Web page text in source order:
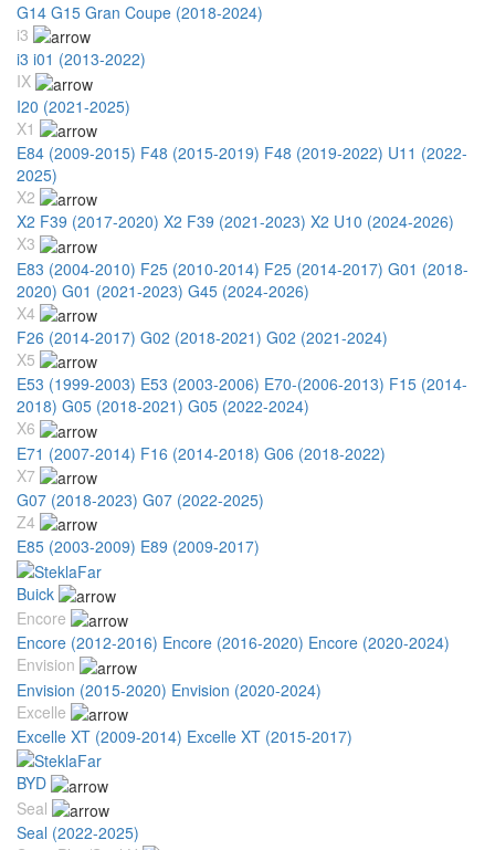
G14 G15 Gran Coupe (2018-2024)
i3
i3 i01 (2013-2022)
IX
I20 (2021-2025)
X1
E84 (2009-2015) F48 (2015-2019) F48 (2019-2022) U11 (2022-
2025)
X2
X2 F39 (2017-2020) X2 F39 (2021-2023) X2 U10 (2024-2026)
X3
E83 (2004-2010) F25 (2010-2014) F25 (2014-2017) G01 (2018-
2020) G01 (2021-2023) G45 (2024-2026)
X4
F26 (2014-2017) G02 (2018-2021) G02 (2021-2024)
X5
E53 (1999-2003) E53 (2003-2006) E70-(2006-2013) F15 (2014-
2018) G05 (2018-2021) G05 (2022-2024)
X6
E71 (2007-2014) F16 (2014-2018) G06 (2018-2022)
X7
G07 (2018-2023) G07 (2022-2025)
Z4
E85 (2003-2009) E89 (2009-2017)
Buick
Encore
Encore (2012-2016) Encore (2016-2020) Encore (2020-2024)
Envision
Envision (2015-2020) Envision (2020-2024)
Excelle
Excelle XT (2009-2014) Excelle XT (2015-2017)
BYD
Seal
Seal (2022-2025)